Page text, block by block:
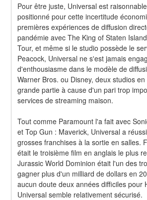
Pour être juste, Universal est
positionné pour cette incertitude
premières expériences de diffusion
pandémie avec The King of Staten
Tour, et même si le studio possède le
Peacock, Universal ne s'est jamais
d'enthousiasme dans le modèle de
Warner Bros. ou Disney, deux studios
grande partie à cause d'un pari trop
services de streaming maison.
Tout comme Paramount l'a fait avec
et Top Gun : Maverick, Universal a
grosses franchises à la sortie en salles.
était le troisième film en anglais le plus
Jurassic World Dominion était l'un des
gagner plus d'un milliard de dollars en
aucun doute deux années difficiles pour
Universal semble relativement sécurisé.